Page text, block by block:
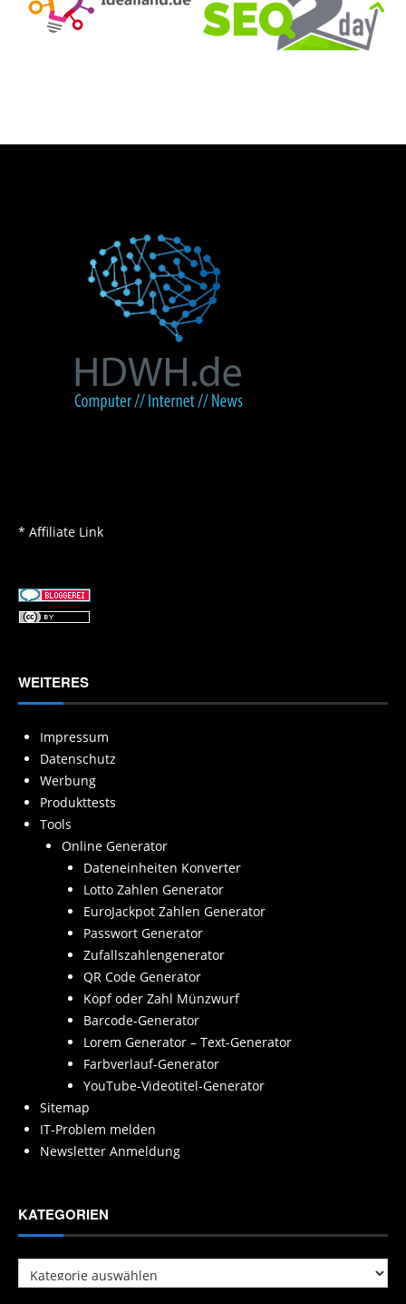
* Affiliate Link
WEITERES
Impressum
Datenschutz
Werbung
Produkttests
Tools
Online Generator
Dateneinheiten Konverter
Lotto Zahlen Generator
EuroJackpot Zahlen Generator
Passwort Generator
Zufallszahlengenerator
QR Code Generator
Kopf oder Zahl Münzwurf
Barcode-Generator
Lorem Generator – Text-Generator
Farbverlauf-Generator
YouTube-Videotitel-Generator
Sitemap
IT-Problem melden
Newsletter Anmeldung
KATEGORIEN
Kategorien